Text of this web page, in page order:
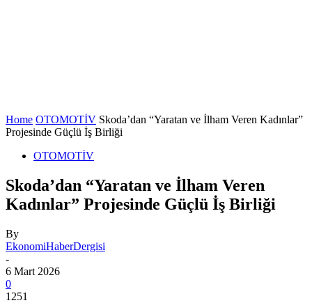
Home OTOMOTİV Skoda’dan “Yaratan ve İlham Veren Kadınlar”
Projesinde Güçlü İş Birliği
OTOMOTİV
Skoda’dan “Yaratan ve İlham Veren
Kadınlar” Projesinde Güçlü İş Birliği
By
EkonomiHaberDergisi
-
6 Mart 2026
0
1251